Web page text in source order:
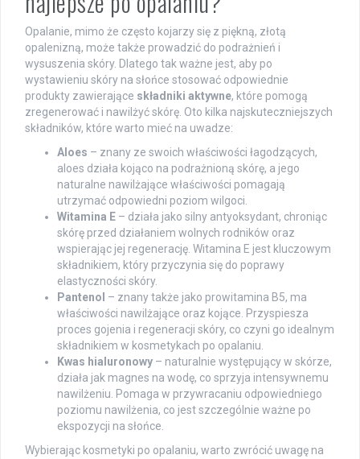
Opalanie, mimo że często kojarzy się z piękną, złotą
opalenizną, może także prowadzić do podrażnień i
wysuszenia skóry. Dlatego tak ważne jest, aby po
wystawieniu skóry na słońce stosować odpowiednie
produkty zawierające składniki aktywne, które pomogą
zregenerować i nawilżyć skórę. Oto kilka najskuteczniejszych
składników, które warto mieć na uwadze:
Aloes – znany ze swoich właściwości łagodzących,
aloes działa kojąco na podrażnioną skórę, a jego
naturalne nawilżające właściwości pomagają
utrzymać odpowiedni poziom wilgoci.
Witamina E – działa jako silny antyoksydant, chroniąc
skórę przed działaniem wolnych rodników oraz
wspierając jej regenerację. Witamina E jest kluczowym
składnikiem, który przyczynia się do poprawy
elastyczności skóry.
Pantenol – znany także jako prowitamina B5, ma
właściwości nawilżające oraz kojące. Przyspiesza
proces gojenia i regeneracji skóry, co czyni go idealnym
składnikiem w kosmetykach po opalaniu.
Kwas hialuronowy – naturalnie występujący w skórze,
działa jak magnes na wodę, co sprzyja intensywnemu
nawilżeniu. Pomaga w przywracaniu odpowiedniego
poziomu nawilżenia, co jest szczególnie ważne po
ekspozycji na słońce.
Wybierając kosmetyki po opalaniu, warto zwrócić uwagę na